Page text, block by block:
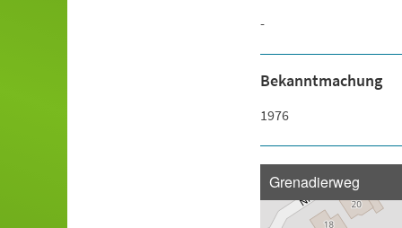
-
Bekanntmachung
1976
Grenadierweg